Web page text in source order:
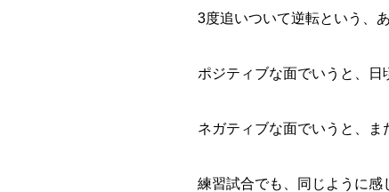
3度追いついて逆転という、
ポジティブな面でいうと、日
ネガティブな面でいうと、ま
練習試合でも、同じように感